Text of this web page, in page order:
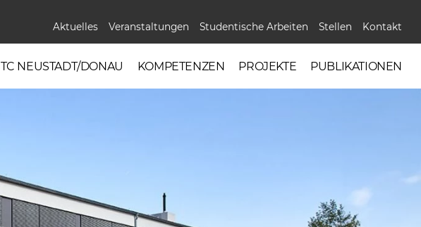
Aktuelles Veranstaltungen Studentische Arbeiten Stellen Kontakt
TC NEUSTADT/DONAU KOMPETENZEN PROJEKTE PUBLIKATIONEN